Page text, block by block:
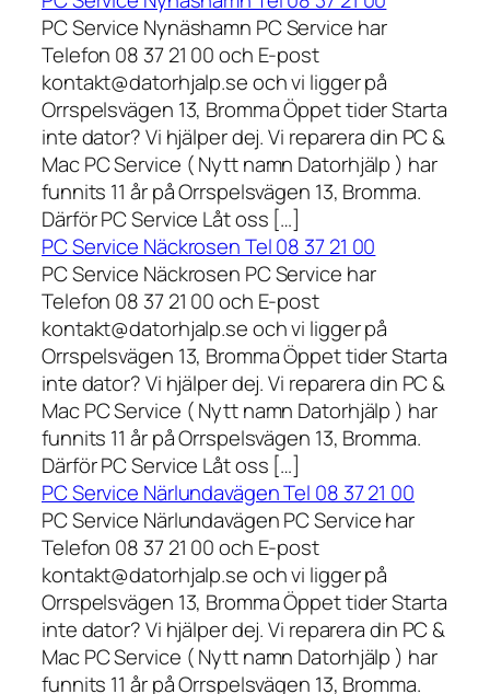
PC Service Nynäshamn PC Service har
Telefon 08 37 21 00 och E-post
kontakt@datorhjalp.se och vi ligger på
Orrspelsvägen 13, Bromma Öppet tider Starta
inte dator? Vi hjälper dej. Vi reparera din PC &
Mac PC Service ( Nytt namn Datorhjälp ) har
funnits 11 år på Orrspelsvägen 13, Bromma.
Därför PC Service Låt oss […]
PC Service Näckrosen Tel 08 37 21 00
PC Service Näckrosen PC Service har
Telefon 08 37 21 00 och E-post
kontakt@datorhjalp.se och vi ligger på
Orrspelsvägen 13, Bromma Öppet tider Starta
inte dator? Vi hjälper dej. Vi reparera din PC &
Mac PC Service ( Nytt namn Datorhjälp ) har
funnits 11 år på Orrspelsvägen 13, Bromma.
Därför PC Service Låt oss […]
PC Service Närlundavägen Tel 08 37 21 00
PC Service Närlundavägen PC Service har
Telefon 08 37 21 00 och E-post
kontakt@datorhjalp.se och vi ligger på
Orrspelsvägen 13, Bromma Öppet tider Starta
inte dator? Vi hjälper dej. Vi reparera din PC &
Mac PC Service ( Nytt namn Datorhjälp ) har
funnits 11 år på Orrspelsvägen 13, Bromma.